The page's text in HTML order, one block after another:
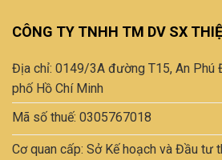
Các
chọn
có
thể
được
chọn
trên
CÔNG TY TNHH TM DV SX
Địa chỉ: 0149/3A đường T15, An Phú
phố Hồ Chí Minh
Mã số thuế: 0305767018
Cơ quan cấp: Sở Kế hoạch và Đầu tư